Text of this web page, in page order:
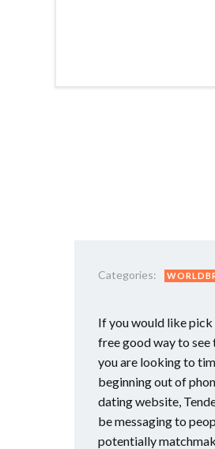
Categories:
If you would like
free good way to see
you are looking to
beginning out of
dating website,
be messaging to
potentially